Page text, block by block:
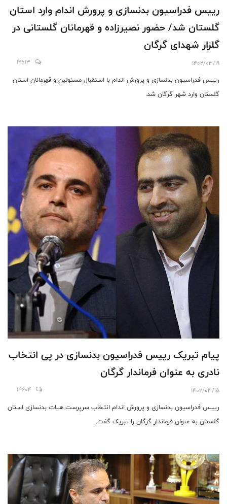
رییس فدراسیون بدنسازی و پرورش اندام وارد استان
گلستان شد/ حضور نصیرزاده و قهرمانان گلستانی در
گلزار شهدای گرگان
1402/03/19
14613
رییس فدراسیون بدنسازی و پرورش اندام با استقبال مسئولین و قهرمانان استان
گلستان وارد شهر گرگان شد.
پیام تبریک رییس فدراسیون بدنسازی در پی انتخاب
نادری به عنوان فرماندار گرگان
1402/03/15
14604
رییس فدراسیون بدنسازی و پرورش اندام انتخاب سرپرست هیات بدنسازی استان
گلستان به عنوان فرماندار گرگان را تبریک گفت.